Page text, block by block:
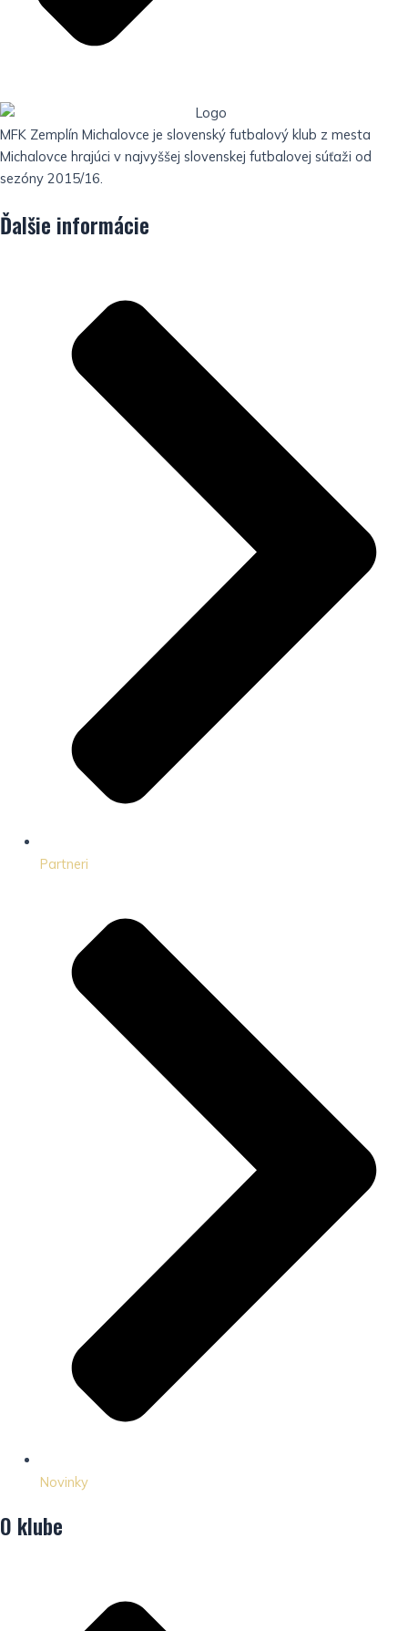
MFK Zemplín Michalovce je slovenský futbalový klub z mesta
Michalovce hrajúci v najvyššej slovenskej futbalovej súťaži od
sezóny 2015/16.
Ďalšie informácie
Partneri
Novinky
O klube